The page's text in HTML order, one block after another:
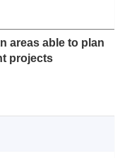
areas able to plan
projects